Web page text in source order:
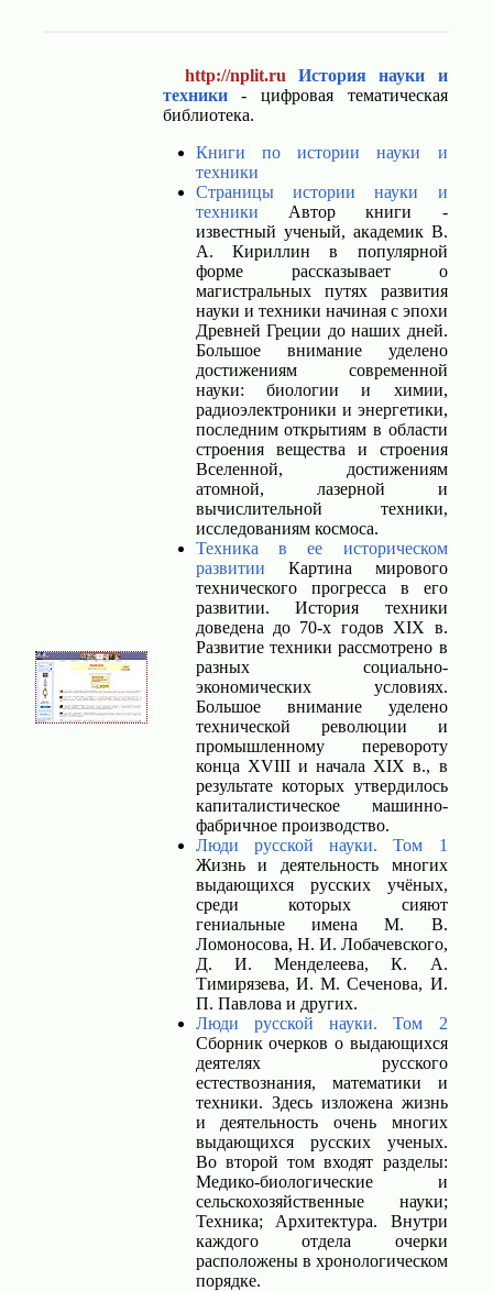
http://nplit.ru
История науки и
техники- цифровая тематическая
библиотека.
Книги по истории науки и
техники
Страницы истории науки и
техники Автор книги -
известный ученый, академик В.
А. Кириллин в популярной
форме рассказывает о
магистральных путях развития
науки и техники начиная с эпохи
Древней Греции до наших дней.
Большое внимание уделено
достижениям современной
науки: биологии и химии,
радиоэлектроники и энергетики,
последним открытиям в области
строения вещества и строения
Вселенной, достижениям
атомной, лазерной и
вычислительной техники,
исследованиям космоса.
Техника в ее историческом
развитии Картина мирового
технического прогресса в его
развитии. История техники
доведена до 70-х годов XIX в.
Развитие техники рассмотрено в
разных социально-
экономических условиях.
Большое внимание уделено
технической революции и
промышленному перевороту
конца XVIII и начала XIX в., в
результате которых утвердилось
капиталистическое машинно-
фабричное производство.
Люди русской науки. Том 1
Жизнь и деятельность многих
выдающихся русских учёных,
среди которых сияют
гениальные имена М. В.
Ломоносова, Н. И. Лобачевского,
Д. И. Менделеева, К. А.
Тимирязева, И. М. Сеченова, И.
П. Павлова и других.
Люди русской науки. Том 2
Сборник очерков о выдающихся
деятелях русского
естествознания, математики и
техники. Здесь изложена жизнь
и деятельность очень многих
выдающихся русских ученых.
Во второй том входят разделы:
Медико-биологические и
сельскохозяйственные науки;
Техника; Архитектура. Внутри
каждого отдела очерки
расположены в хронологическом
порядке.